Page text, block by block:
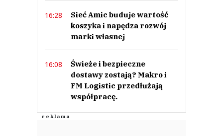
16:28
Sieć Amic buduje wartość
koszyka i napędza rozwój
marki własnej
16:08
Świeże i bezpieczne
dostawy zostają? Makro i
FM Logistic przedłużają
współpracę.